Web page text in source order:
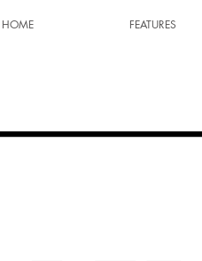
HOME FEATURES